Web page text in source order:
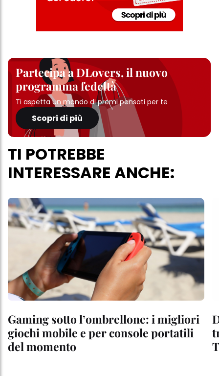
Partecipa a DLovers, il nuovo
programma fedeltà
Ti aspetta un mondo di premi pensati per te
Scopri di più
TI POTREBBE
INTERESSARE ANCHE:
Gaming sotto l’ombrellone: i migliori
giochi mobile e per console portatili
del momento